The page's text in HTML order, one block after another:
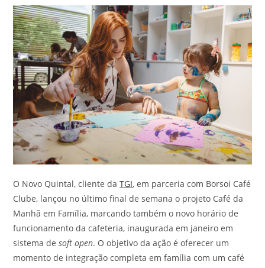
O Novo Quintal, cliente daTGI, em parceria com Borsoi Café
Clube, lançou no último final de semana o projeto Café da
Manhã em Família, marcando também o novo horário de
funcionamento da cafeteria, inaugurada em janeiro em
sistema desoft open. O objetivo da ação é oferecer um
momento de integração completa em família com um café